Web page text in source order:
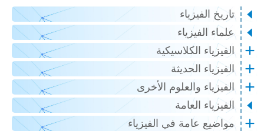
تاريخ الفيزياء
علماء الفيزياء
الفيزياء الكلاسيكية
الفيزياء الحديثة
الفيزياء والعلوم الأخرى
الفيزياء العامة
مواضيع عامة في الفيزياء